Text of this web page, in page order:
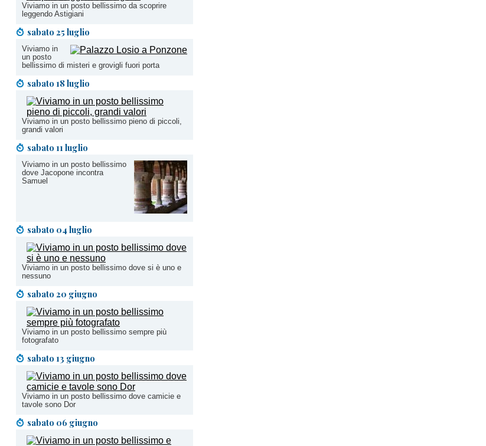
Viviamo in un posto bellissimo da scoprire
leggendo Astigiani
sabato 25 luglio
Viviamo in
un posto
bellissimo di misteri e grovigli fuori porta
sabato 18 luglio
Viviamo in un posto bellissimo pieno di piccoli,
grandi valori
sabato 11 luglio
Viviamo in un posto bellissimo
dove Jacopone incontra
Samuel
sabato 04 luglio
Viviamo in un posto bellissimo dove si è uno e
nessuno
sabato 20 giugno
Viviamo in un posto bellissimo sempre più
fotografato
sabato 13 giugno
Viviamo in un posto bellissimo dove camicie e
tavole sono Dor
sabato 06 giugno